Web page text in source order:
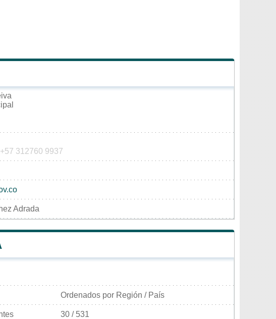
312760 9937
Adrada
Ordenados por Región / País
30 / 531